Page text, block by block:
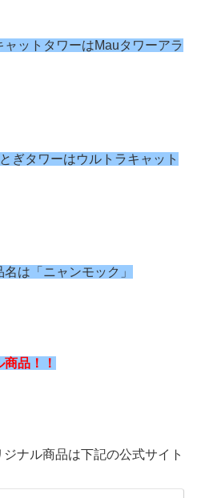
ャットタワーはMauタワーアラ
ぎタワーはウルトラキャット
は「ニャンモック」
品！！
ナル商品は下記の公式サイト